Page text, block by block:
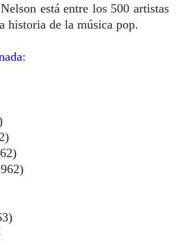
está entre los 500 artistas
historia de la música pop.